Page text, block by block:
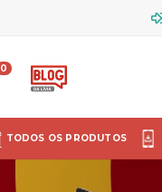
0
TODOS OS PRODUTOS